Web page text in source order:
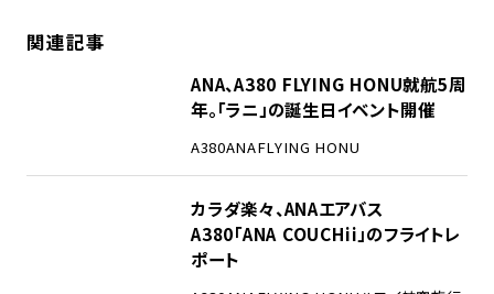
関連記事
ANA、A380 FLYING HONU就航5周
年。「ラニ」の誕生日イベント開催
A380ANAFLYING HONU
カラダ楽々、ANAエアバス
A380「ANA COUCHii」のフライトレ
ポート